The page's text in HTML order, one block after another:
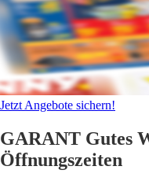
Jetzt Angebote sichern!
GARANT Gutes
Öffnungszeiten